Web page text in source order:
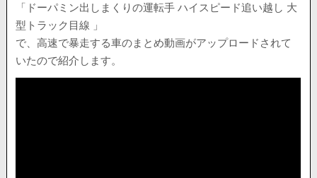
「ドーパミン出しまくりの運転手 ハイスピード追い越し 大
型トラック目線 」
で、高速で暴走する車のまとめ動画がアップロードされて
いたので紹介します。